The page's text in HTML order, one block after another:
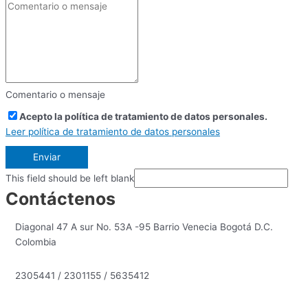
Comentario o mensaje
Acepto la política de tratamiento de datos personales.
Leer política de tratamiento de datos personales
Enviar
This field should be left blank
Contáctenos
Diagonal 47 A sur No. 53A -95 Barrio Venecia Bogotá D.C.
Colombia
2305441 / 2301155 / 5635412